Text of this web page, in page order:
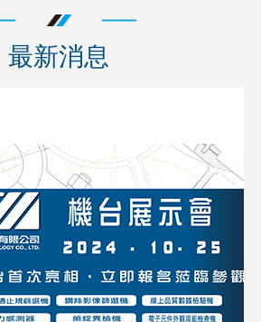
最新消息